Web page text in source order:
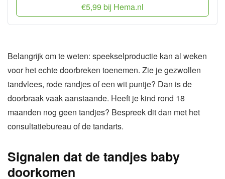
€5,99 bij Hema.nl
Belangrijk om te weten: speekselproductie kan al weken
voor het echte doorbreken toenemen. Zie je gezwollen
tandvlees, rode randjes of een wit puntje? Dan is de
doorbraak vaak aanstaande. Heeft je kind rond 18
maanden nog geen tandjes? Bespreek dit dan met het
consultatiebureau of de tandarts.
Signalen dat de tandjes baby
doorkomen